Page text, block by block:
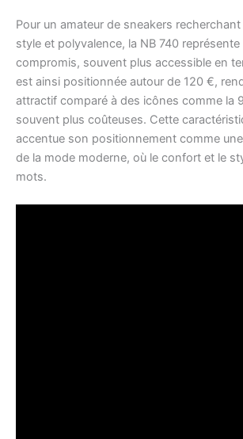
Pour un amateur de sneakers
style et polyvalence, la NB 740
compromis, souvent plus accessible en
est ainsi positionnée autour de 120 €,
attractif comparé à des icônes comme la
souvent plus coûteuses. Cette
accentue son positionnement comme
de la mode moderne, où le confort et le
mots.